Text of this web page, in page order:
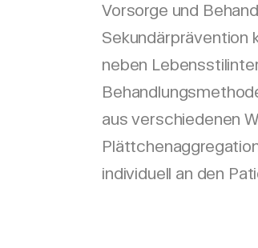
Vorsorge und
Sekundärprävention
neben
aus verschiedenen
individuell an den